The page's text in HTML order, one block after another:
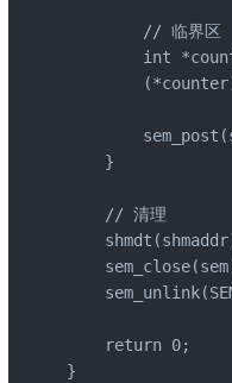
        // 临界区
int
    }
    // 清理
    return 0;
}